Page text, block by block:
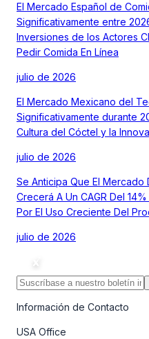
El Mercado Español de
Significativamente entre
Inversiones de los Actores
Pedir Comida En Línea
julio de 2026
El Mercado Mexicano del
Significativamente durante
Cultura del Cóctel y la
julio de 2026
Se Anticipa Que El Mercado
Crecerá A Un CAGR Del
Por El Uso Creciente Del
julio de 2026
Información de Contacto
USA Office